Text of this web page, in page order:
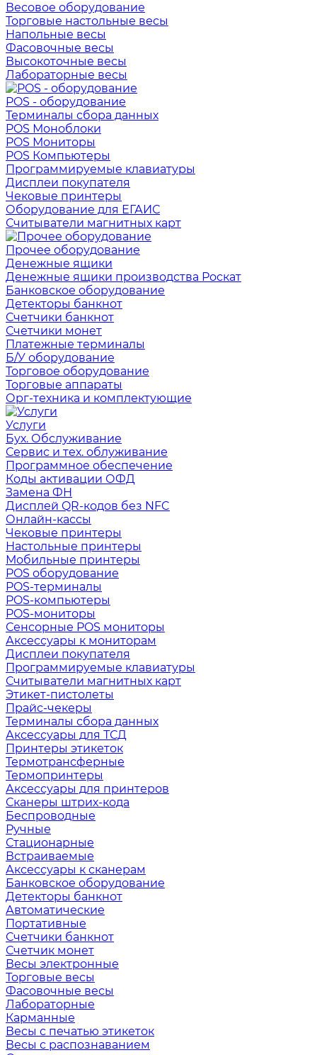
Весовое оборудование
Торговые настольные весы
Напольные весы
Фасовочные весы
Высокоточные весы
Лабораторные весы
POS - оборудование
Терминалы сбора данных
POS Моноблоки
POS Мониторы
POS Компьютеры
Программируемые клавиатуры
Дисплеи покупателя
Чековые принтеры
Оборудование для ЕГАИС
Считыватели магнитных карт
Прочее оборудование
Денежные ящики
Денежные ящики производства Роскат
Банковское оборудование
Детекторы банкнот
Счетчики банкнот
Счетчики монет
Платежные терминалы
Б/У оборудование
Торговое оборудование
Торговые аппараты
Орг-техника и комплектующие
Услуги
Бух. Обслуживание
Сервис и тех. облуживание
Программное обеспечение
Коды активации ОФД
Замена ФН
Дисплей QR-кодов без NFC
Онлайн-кассы
Чековые принтеры
Настольные принтеры
Мобильные принтеры
POS оборудование
POS-терминалы
POS-компьютеры
POS-мониторы
Сенсорные POS мониторы
Аксессуары к мониторам
Дисплеи покупателя
Программируемые клавиатуры
Считыватели магнитных карт
Этикет-пистолеты
Прайс-чекеры
Терминалы сбора данных
Аксессуары для ТСД
Принтеры этикеток
Термотрансферные
Термопринтеры
Аксессуары для принтеров
Сканеры штрих-кода
Беспроводные
Ручные
Стационарные
Встраиваемые
Аксессуары к сканерам
Банковское оборудование
Детекторы банкнот
Автоматические
Портативные
Счетчики банкнот
Счетчик монет
Весы электронные
Торговые весы
Фасовочные весы
Лабораторные
Карманные
Весы с печатью этикеток
Весы с распознаванием